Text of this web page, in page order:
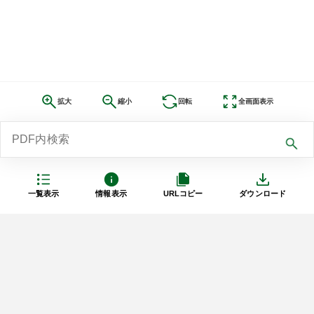
一覧表示 情報表示 URLコピー ダウンロード
拡大 縮小 回転 全画面表示